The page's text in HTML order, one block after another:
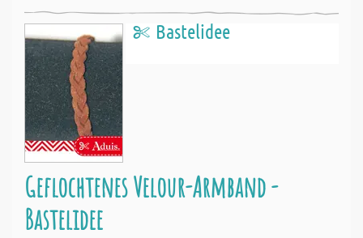
Bastelidee
Geflochtenes Velour-Armband -
Bastelidee